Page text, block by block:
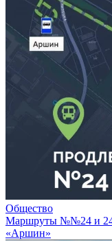
Общество
Маршруты №№24 и 24а
«Аршин»